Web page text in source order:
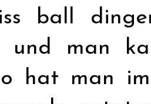
ball
und man
hat man